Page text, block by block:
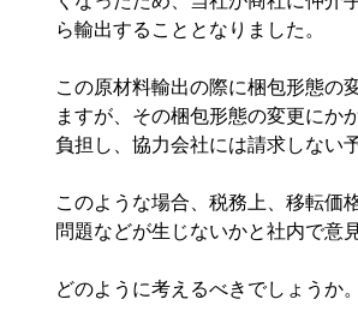
ら輸出することとなりました。
この原材料輸出の際に梱包形態の
ますが、その梱包形態の変更にか
負担し、協力会社には請求しない
このような場合、税務上、移転価
問題などが生じないかと社内で意
どのように考えるべきでしょうか。